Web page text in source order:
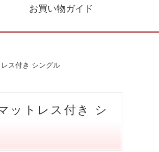
お買い物ガイド
ス付き シングル
ットレス付き シ